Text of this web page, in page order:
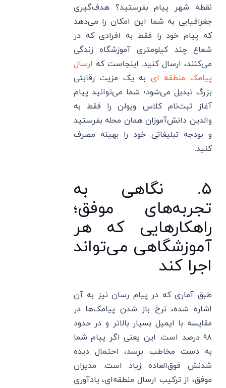
نقطه شهر پیام بفرستید؟ هدف‌گیری
جغرافیایی به شما این امکان را می‌دهد
که پیام خود را فقط به افرادی که در
شعاع چند کیلومتری آموزشگاه زندگی
می‌کنند، ارسال کنید. اینجاست که ارسال
پیامک منطقه ای به یک مزیت رقابتی
بزرگ تبدیل می‌شود؛ شما می‌توانید پیام
آغاز ثبت‌نام کلاس ویولن را فقط به
والدین دانش‌آموزان همان محله بفرستید
و بودجه تبلیغاتی خود را بهینه مصرف
کنید.
۵. نگاهی به
تجربه‌های موفق؛
راهکارهایی که هر
آموزشگاهی می‌تواند
اجرا کند
طبق آماری که در پیام رسان نیز به آن
اشاره شده، نرخ باز شدن پیامک‌ها در
مقایسه با ایمیل بسیار بالاتر و در حدود
۹۸ درصد است. این یعنی اگر پیام شما
به دست مخاطب برسد، احتمال دیده
شدنش فوق‌العاده زیاد است. مدیران
موفق، از ترکیب ارسال منطقه‌ای، یادآوری